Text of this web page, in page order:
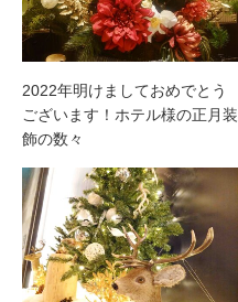
2022年明けましておめでとう
ございます！ホテル様の正月装
飾の数々